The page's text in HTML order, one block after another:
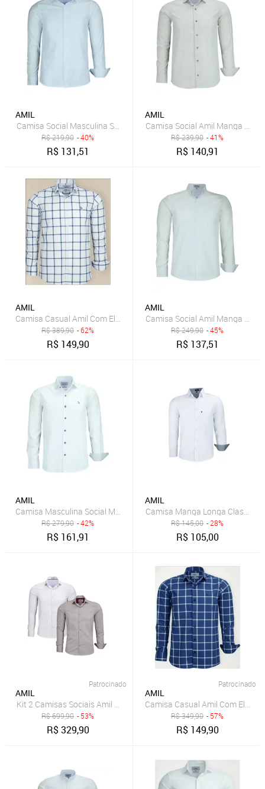
AMIL
Camisa Social Masculina Sem Bolso Algodão Linho Comfort 1729
R$219,90 - 40%
R$ 131,51
AMIL
Camisa Social Amil Manga
R$239,90 - 41%
R$ 140,91
AMIL
Camisa Casual Amil Com Elastano Xadrez Owen Manga Longa
R$389,90 - 62%
R$ 149,90
AMIL
Camisa Social Amil Manga
R$249,90 - 45%
R$ 137,51
AMIL
Camisa Masculina Social Manga Longa Amil Slim Lançament 1805
R$279,90 - 42%
R$ 161,91
AMIL
Camisa Manga Longa
R$145,00 - 28%
R$ 105,00
Patrocinado
AMIL
Kit 2 Camisas Sociais Amil Slim Expert Misto com Elastano M/
R$699,90 - 53%
R$329,90
Patrocinado
AMIL
Camisa Casual Amil Com
R$349,90 - 57%
R$ 149,90